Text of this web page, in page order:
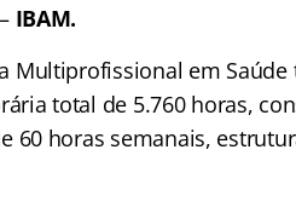
IBAM.
Multiprofissional em Saúde
total de 5.760 horas,
60 horas semanais,